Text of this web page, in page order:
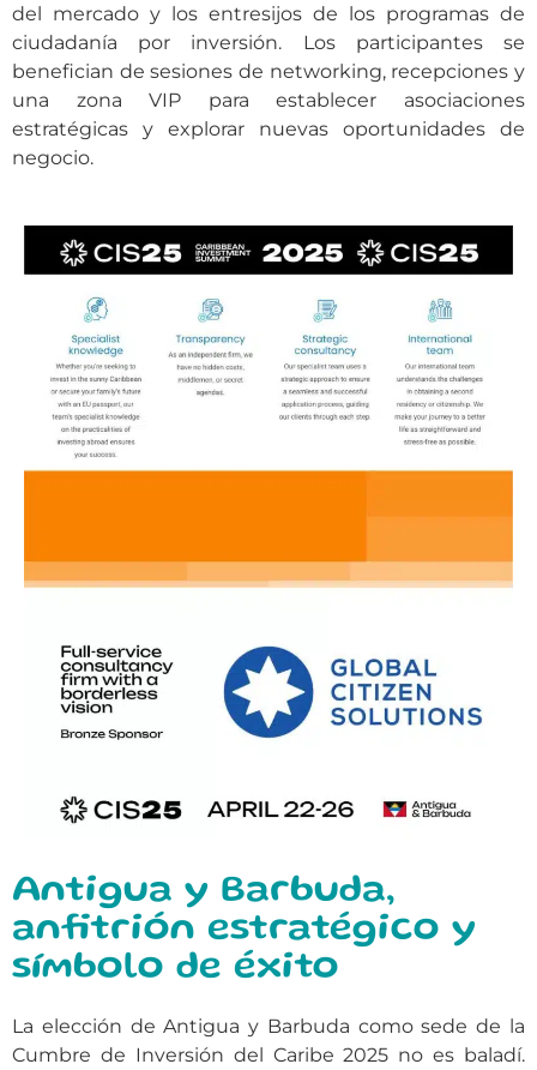
del mercado y los entresijos de los programas de
ciudadanía por inversión. Los participantes se
benefician de sesiones de networking, recepciones y
una zona VIP para establecer asociaciones
estratégicas y explorar nuevas oportunidades de
negocio.
Antigua y Barbuda,
anfitrión estratégico y
símbolo de éxito
La elección de Antigua y Barbuda como sede de la
Cumbre de Inversión del Caribe 2025 no es baladí.